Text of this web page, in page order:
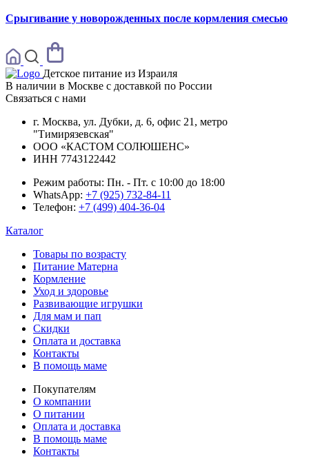
Срыгивание у новорожденных после кормления смесью
Детское питание из Израиля
В наличии в Москве с доставкой по России
Связаться с нами
г. Москва, ул. Дубки, д. 6, офис 21, метро
"Тимирязевская"
ООО «КАСТОМ СОЛЮШЕНС»
ИНН 7743122442
Режим работы: Пн. - Пт. с 10:00 до 18:00
WhatsApp: +7 (925) 732-84-11
Телефон: +7 (499) 404-36-04
Каталог
Товары по возрасту
Питание Матерна
Кормление
Уход и здоровье
Развивающие игрушки
Для мам и пап
Скидки
Оплата и доставка
Контакты
В помощь маме
Покупателям
О компании
О питании
Оплата и доставка
В помощь маме
Контакты